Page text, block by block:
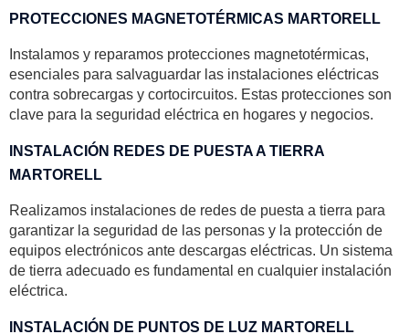
PROTECCIONES MAGNETOTÉRMICAS MARTORELL
Instalamos y reparamos protecciones magnetotérmicas,
esenciales para salvaguardar las instalaciones eléctricas
contra sobrecargas y cortocircuitos. Estas protecciones son
clave para la seguridad eléctrica en hogares y negocios.
INSTALACIÓN REDES DE PUESTA A TIERRA
MARTORELL
Realizamos instalaciones de redes de puesta a tierra para
garantizar la seguridad de las personas y la protección de
equipos electrónicos ante descargas eléctricas. Un sistema
de tierra adecuado es fundamental en cualquier instalación
eléctrica.
INSTALACIÓN DE PUNTOS DE LUZ MARTORELL